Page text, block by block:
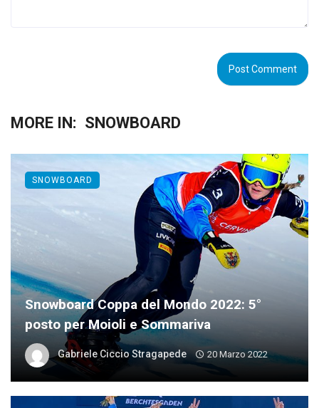
MORE IN: SNOWBOARD
Snowboard Coppa del Mondo 2022: 5°
posto per Moioli e Sommariva
Gabriele Ciccio Stragapede 20 Marzo 2022
SNOWBOARD